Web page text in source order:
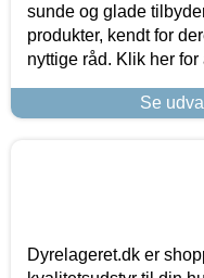
sunde og glade
produkter, kendt for
nyttige råd. Klik her
Se
Dyrelageret.dk er